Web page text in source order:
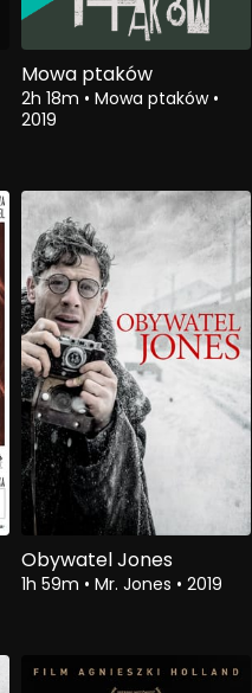
Mowa ptaków
2h 18m • Mowa ptaków •
2019
Obywatel Jones
1h 59m • Mr. Jones • 2019